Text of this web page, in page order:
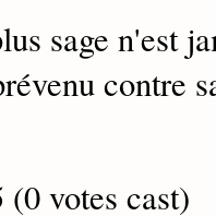
sage n'est
contre
(0 votes cast)